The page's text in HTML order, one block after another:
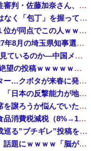
【高校野球】甲子園 初ジャッジの女性審判・佐藤加奈さん、自ら判定覆したプレーを謝罪 「ミスしてしまった」｢苦いデビュー戦に…｣ 他
【戦慄】毎日新聞記者（47）、ペンではなく「包丁」を握ってしまった結果・・・・・
日本をダメにした総理大臣、ワースト１位が同点でこの人ｗｗｗｗｗｗ
埼玉県戸田市議の河合ゆうすけ氏、2027年8月の埼玉県知事選への立候補を表明
日本人はBYDの軽EV「ラッコ」をどう見ているのか―中国メディア [8/7]
【悲報】 氷河期弱おぢ（50）、新聞に絶望の投稿ｗｗｗｗｗｗｗｗｗｗｗ
国産初、遠隔監視型の自動運転トラクター…クボタが来春に発売！
専門家を舐めきった某国国営メディア、「日本の反撃能力が地域を不安定化させている」というストーリーで番組制作を進めようとするも……
夫さん、電車内で妊婦さんらしき人に席を譲ろうか悩んでいたら隣の男性に先を越される→まさかの展開に発展し、とんでもない空気が漂い始めてしまうｗｗｗ...
【悲報】日本人、バカかもしれない。食品消費税減税（8%→1%）に93.2%が賛成してしまう
ひろゆき氏の妻・西村ゆか氏、新党結成巡る”ブチギレ”投稿を謝罪「配慮に欠けた行動でした」 夫婦で投稿
軟体動物みたいに柔らかい手を持つ人、話題にｗｗｗｗ「脳が理解を拒む」「ミギー」